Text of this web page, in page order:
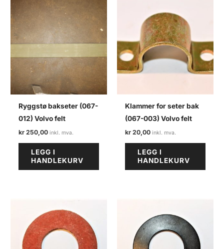
Ryggstø bakseter (067-
012) Volvo felt
kr 250,00
LEGG I
HANDLEKURV
Klammer for seter bak
(067-003) Volvo felt
kr 20,00
LEGG I
HANDLEKURV